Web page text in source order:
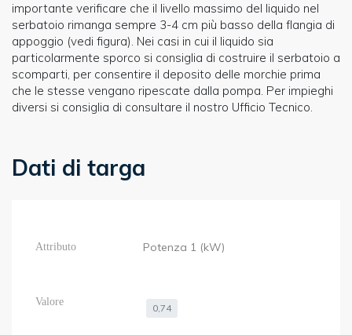
importante verificare che il livello massimo del liquido nel
serbatoio rimanga sempre 3-4 cm più basso della flangia di
appoggio (vedi figura). Nei casi in cui il liquido sia
particolarmente sporco si consiglia di costruire il serbatoio a
scomparti, per consentire il deposito delle morchie prima
che le stesse vengano ripescate dalla pompa. Per impieghi
diversi si consiglia di consultare il nostro Ufficio Tecnico.
Dati di targa
Potenza 1 (kW)
0,74